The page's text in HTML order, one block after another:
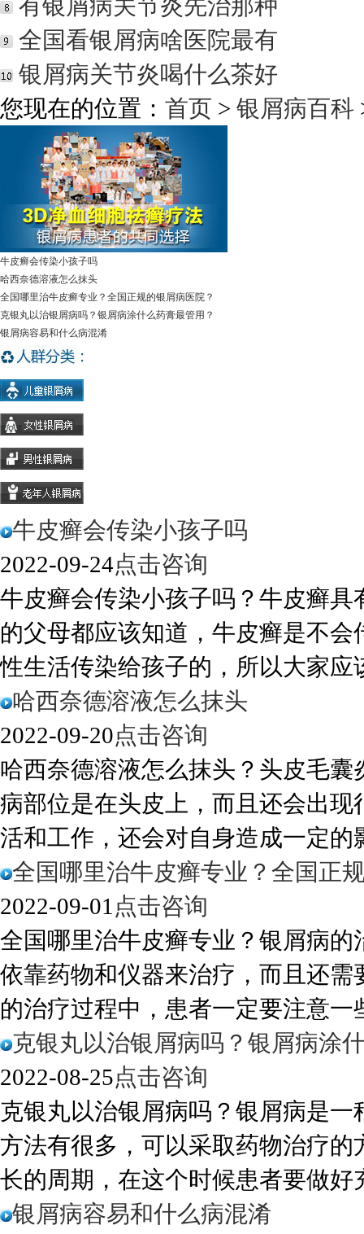
有银屑病关节炎先治那种
全国看银屑病啥医院最有
银屑病关节炎喝什么茶好
您现在的位置： 首页 > 银屑病百科
牛皮癣会传染小孩子吗
哈西奈德溶液怎么抹头
全国哪里治牛皮癣专业？全国正规的银屑病医院？
克银丸以治银屑病吗？银屑病涂什么药膏最管用？
银屑病容易和什么病混淆
牛皮癣会传染小孩子吗
2022-09-24点击咨询
牛皮癣会传染小孩子吗？牛皮癣
的父母都应该知道，牛皮癣是不
性生活传染给孩子的，所以大家应
哈西奈德溶液怎么抹头
2022-09-20点击咨询
哈西奈德溶液怎么抹头？头皮毛
病部位是在头皮上，而且还会出
活和工作，还会对自身造成一定的
全国哪里治牛皮癣专业？全国正
2022-09-01 点击咨询
全国哪里治牛皮癣专业？银屑病
依靠药物和仪器来治疗，而且还
的治疗过程中，患者一定要注意一
克银丸以治银屑病吗？银屑病涂
2022-08-25点击咨询
克银丸以治银屑病吗？银屑病是
方法有很多，可以采取药物治疗
长的周期，在这个时候患者要做好
银屑病容易和什么病混淆